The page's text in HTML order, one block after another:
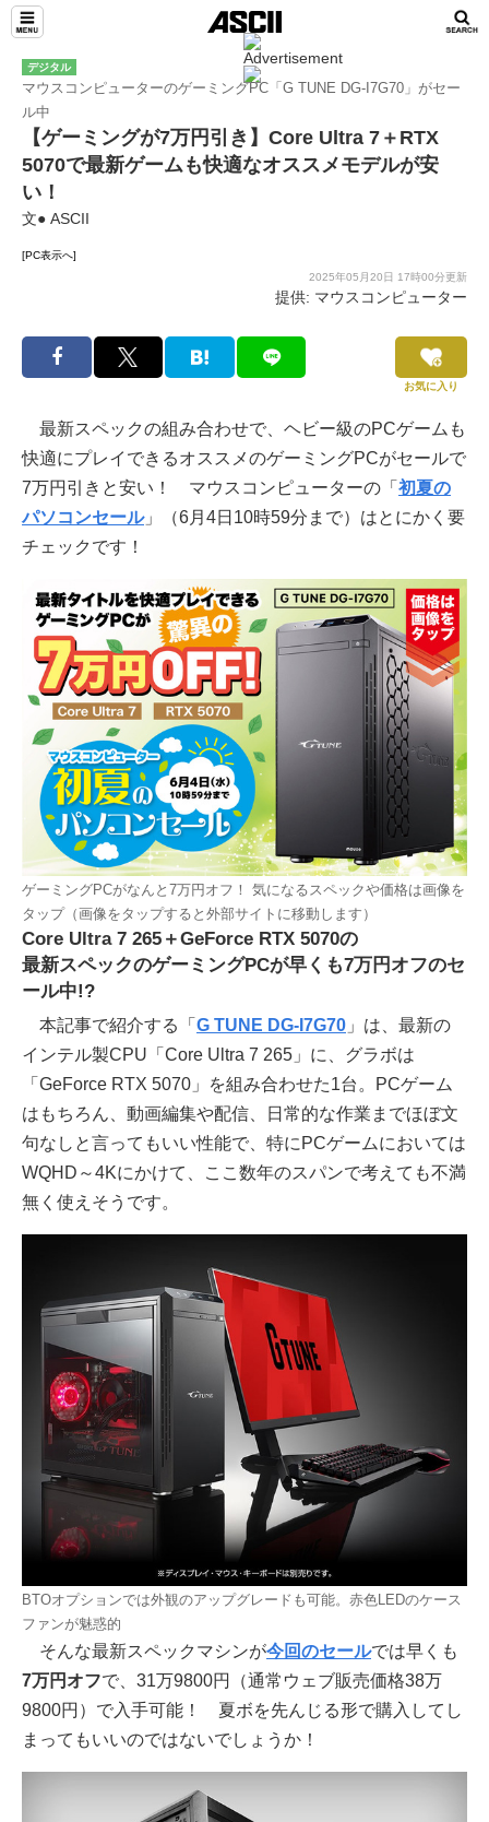
デジタル
マウスコンピューターのゲーミングPC「G TUNE DG-I7G70」がセー
ル中
【ゲーミングが7万円引き】Core Ultra 7＋RTX
5070で最新ゲームも快適なオススメモデルが安
い！
文● ASCII
[PC表示へ]
2025年05月20日 17時00分更新
提供: マウスコンピューター
お気に入り
最新スペックの組み合わせで、ヘビー級のPCゲームも
快適にプレイできるオススメのゲーミングPCがセールで
7万円引きと安い！ マウスコンピューターの「 初夏の
パソコンセール」（6月4日10時59分まで）はとにかく要
チェックです！
ゲーミングPCがなんと7万円オフ！ 気になるスペックや価格は画像を
タップ（画像をタップすると外部サイトに移動します）
Core Ultra 7 265＋GeForce RTX 5070の
最新スペックのゲーミングPCが早くも7万円オフのセ
ール中!?
本記事で紹介する「 G TUNE DG-I7G70 」は、最新の
インテル製CPU「Core Ultra 7 265」に、グラボは
「GeForce RTX 5070」を組み合わせた1台。PCゲーム
はもちろん、動画編集や配信、日常的な作業までほぼ文
句なしと言ってもいい性能で、特にPCゲームにおいては
WQHD～4Kにかけて、ここ数年のスパンで考えても不満
無く使えそうです。
BTOオプションでは外観のアップグレードも可能。赤色LEDのケース
ファンが魅惑的
そんな最新スペックマシンが今回のセールでは早くも
7万円オフで、31万9800円（通常ウェブ販売価格38万
9800円）で入手可能！ 夏ボを先んじる形で購入してし
まってもいいのではないでしょうか！